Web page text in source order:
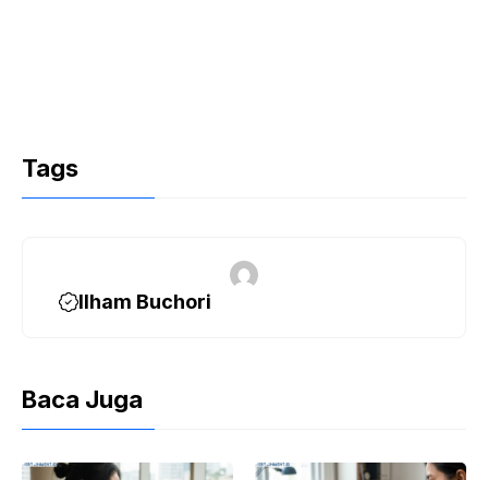
Tags
Ilham Buchori
Baca Juga